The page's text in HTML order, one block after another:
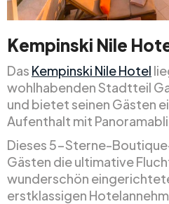
Kempinski Nile
Das Kempinski Nile Hotel
wohlhabenden Stadtteil
und bietet seinen Gästen
Aufenthalt mit
Dieses 5-Sterne-
Gästen die ultimative
wunderschön
erstklassigen